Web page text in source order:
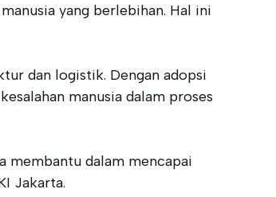
yang berlebihan. Hal ini
dan logistik. Dengan adopsi
manusia dalam proses
membantu dalam mencapai
Jakarta.